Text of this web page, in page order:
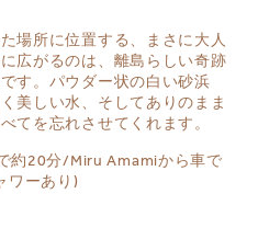
場所に位置する、まさに大人
広がるのは、離島らしい奇跡
す。パウダー状の白い砂浜
美しい水、そしてありのまま
てを忘れさせてくれます。
約20分/Miru Amamiから車で
ワーあり)